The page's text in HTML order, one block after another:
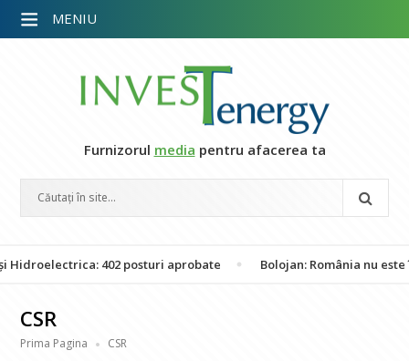
Furnizorul media pentru afacerea ta
402 posturi aprobate Bolojan: România nu este în
CSR
Prima Pagina CSR
MENIU